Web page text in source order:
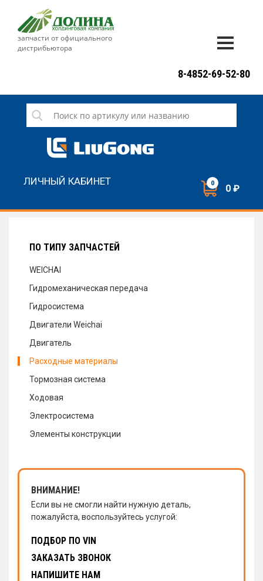
запчасти от официального
дистрибьютора
СЕРВИС
НОВОСТИ
8-4852-69-52-80
ЛИЧНЫЙ КАБИНЕТ 0 0 ₽
ПО ТИПУ ЗАПЧАСТЕЙ
WEICHAI
Гидромеханическая передача
Гидросистема
Двигатели Weichai
Двигатель
Расходные материалы
Тормозная система
Ходовая
Электросистема
Элементы конструкции
ВНИМАНИЕ!
Если вы не смогли найти нужную деталь,
пожалуйста, воспользуйтесь услугой:
ПОДБОР ПО VIN
ЗАКАЗАТЬ ЗВОНОК
НАПИШИТЕ НАМ